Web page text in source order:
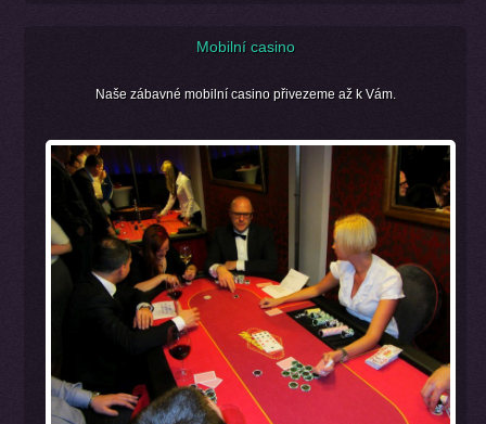
Mobilní casino
Naše zábavné mobilní casino přivezeme až k Vám.